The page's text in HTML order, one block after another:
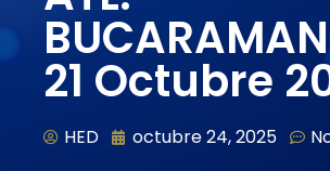
21 Octubre
HED octubre 24, 2025